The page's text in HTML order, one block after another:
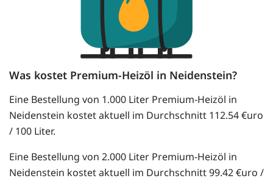
Was kostet Premium-Heizöl in Neidenstein?
Eine Bestellung von 1.000 Liter Premium-Heizöl in
Neidenstein kostet aktuell im Durchschnitt 112.54 €uro
/ 100 Liter.
Eine Bestellung von 2.000 Liter Premium-Heizöl in
Neidenstein kostet aktuell im Durchschnitt 99.42 €uro /